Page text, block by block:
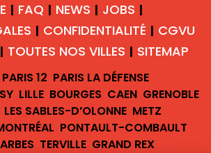
| FAQ | NEWS | JOBS |
| CONFIDENTIALITÉ | CGVU
| TOUTES NOS VILLES | SITEMAP
PARIS 12 PARIS LA DÉFENSE
LILLE BOURGES CAEN GRENOBLE
LES SABLES-D’OLONNE METZ
PONTAULT-COMBAULT
TERVILLE GRAND REX